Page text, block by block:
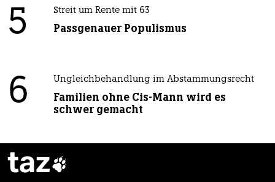
5 Streit um Rente mit 63
Passgenauer Populismus
6 Ungleichbehandlung im Abstammungsrecht
Familien ohne Cis-Mann wird es
schwer gemacht
taz